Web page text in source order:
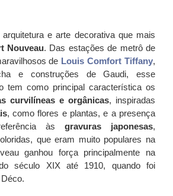
e arte decorativa que mais
Nouveau. Das estações de metrô de
de Louis Comfort Tiffany,
e construções de Gaudi, esse
tem como principal característica os
curvilíneas e orgânicas, inspiradas
, como flores e plantas, e a presença
às gravuras japonesas,
que eram muito populares na
ganhou força principalmente na
século XIX até 1910, quando foi